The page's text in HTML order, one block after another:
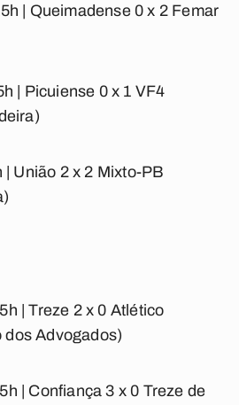
| Queimadense 0 x 2 Femar
| Picuiense 0 x 1 VF4
União 2 x 2 Mixto-PB
|Treze 2 x 0 Atlético
dos Advogados)
| Confiança 3 x 0 Treze de